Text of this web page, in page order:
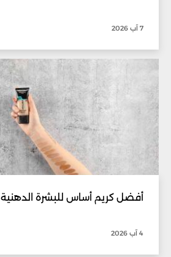
7 آب 2026
أفضل كريم أساس للبشرة الدهنية
4 آب 2026